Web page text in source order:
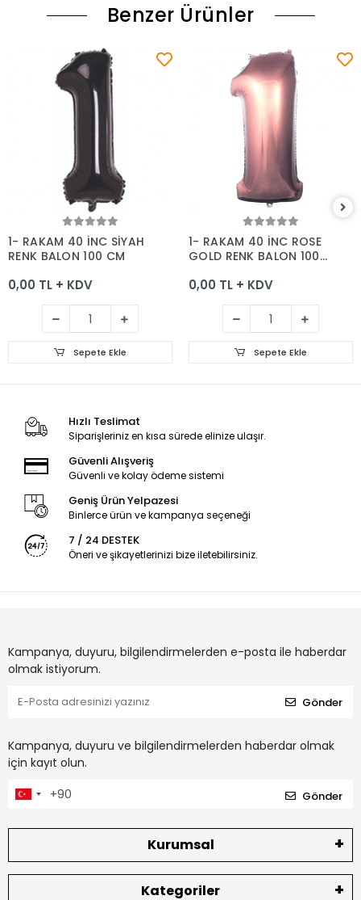
Benzer Ürünler
Sepete Ekle
1- RAKAM 40 İNC SİYAH
RENK BALON 100 CM
0,00 TL + KDV
Sepete Ekle
Sepete Ekle
1- RAKAM 40 İNC ROSE
GOLD RENK BALON 100
0,00 TL + KDV
Sepete Ekle
Hızlı Teslimat
Siparişleriniz en kısa sürede elinize ulaşır.
Güvenli Alışveriş
Güvenli ve kolay ödeme sistemi
Geniş Ürün Yelpazesi
Binlerce ürün ve kampanya seçeneği
7 / 24 DESTEK
Öneri ve şikayetlerinizi bize iletebilirsiniz.
Kampanya, duyuru, bilgilendirmelerden e-posta ile haberdar
olmak istiyorum.
Gönder
Kampanya, duyuru ve bilgilendirmelerden haberdar olmak
için kayıt olun.
Gönder
Kurumsal
Kategoriler